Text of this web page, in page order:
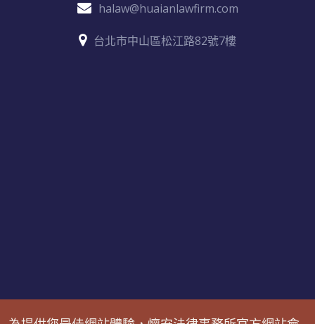
halaw@huaianlawfirm.com
台北市中山區松江路82號7樓